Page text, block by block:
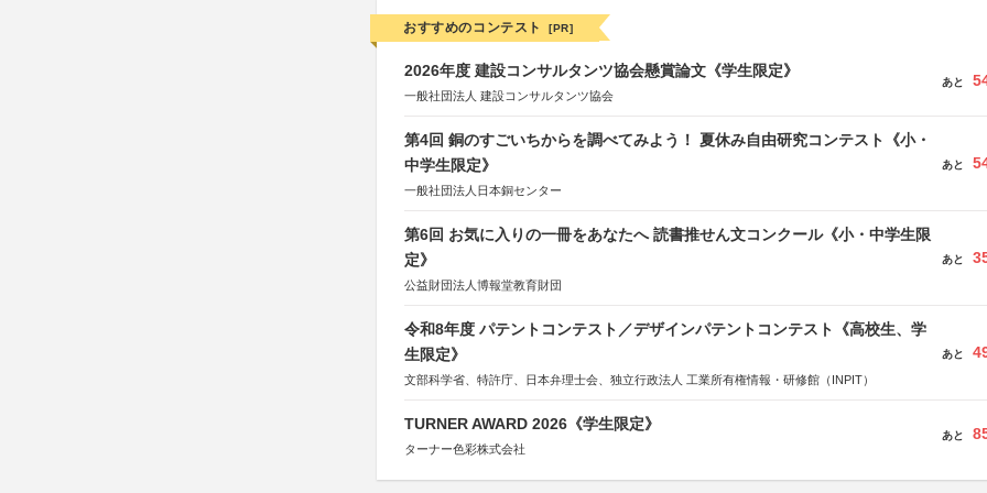
おすすめのコンテスト [PR]
2026年度 建設コンサルタンツ協会懸賞論文《学生限定》
一般社団法人 建設コンサルタンツ協会
あと
第4回 銅のすごいちからを調べてみよう！ 夏休み自由研究コンテスト《小・
中学生限定》
一般社団法人日本銅センター
あと
第6回 お気に入りの一冊をあなたへ 読書推せん文コンクール《小・中学生限
定》
公益財団法人博報堂教育財団
あと
令和8年度 パテントコンテスト／デザインパテントコンテスト《高校生、学
生限定》
文部科学省、特許庁、日本弁理士会、独立行政法人 工業所有権情報・研修館（INPIT）
あと
TURNER AWARD 2026《学生限定》
ターナー色彩株式会社
あと